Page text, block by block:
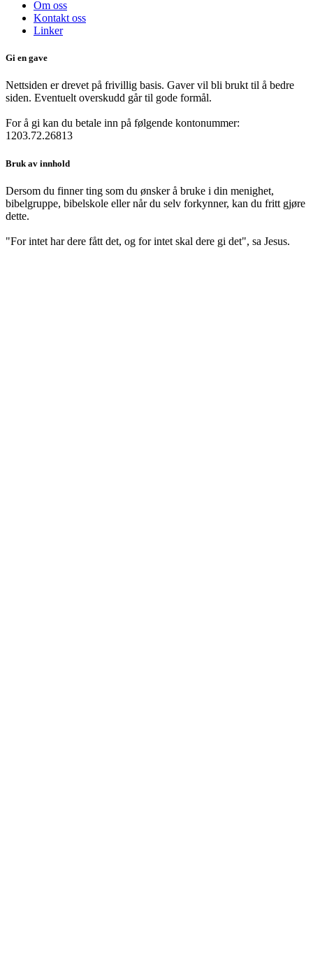
Om oss
Kontakt oss
Linker
Gi en gave
Nettsiden er drevet på frivillig basis. Gaver vil bli brukt til å bedre
siden. Eventuelt overskudd går til gode formål.
For å gi kan du betale inn på følgende kontonummer:
1203.72.26813
Bruk av innhold
Dersom du finner ting som du ønsker å bruke i din menighet,
bibelgruppe, bibelskole eller når du selv forkynner, kan du fritt gjøre
dette.
"For intet har dere fått det, og for intet skal dere gi det", sa Jesus.